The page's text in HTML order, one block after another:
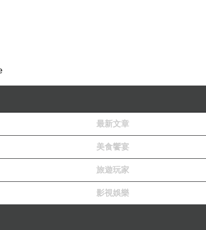
站前的飯店都要通過地下道，對於拉大行
是通往停車場的斑馬線，沒有紅綠燈，隨時
最新文章
美食饗宴
旅遊玩家
影視娛樂